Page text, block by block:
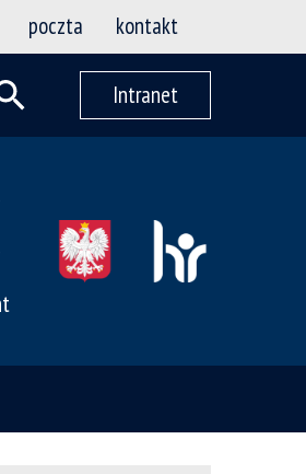
poczta kontakt
Intranet